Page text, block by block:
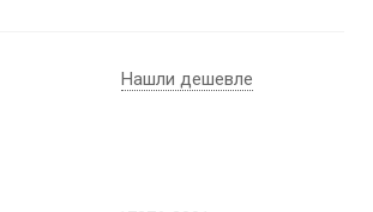
Нашли дешевле